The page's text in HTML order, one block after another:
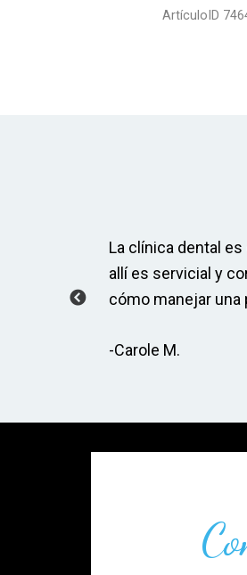
ArtículoID
La clínica dental
allí es servicial y
cómo manejar una
-Carole M.